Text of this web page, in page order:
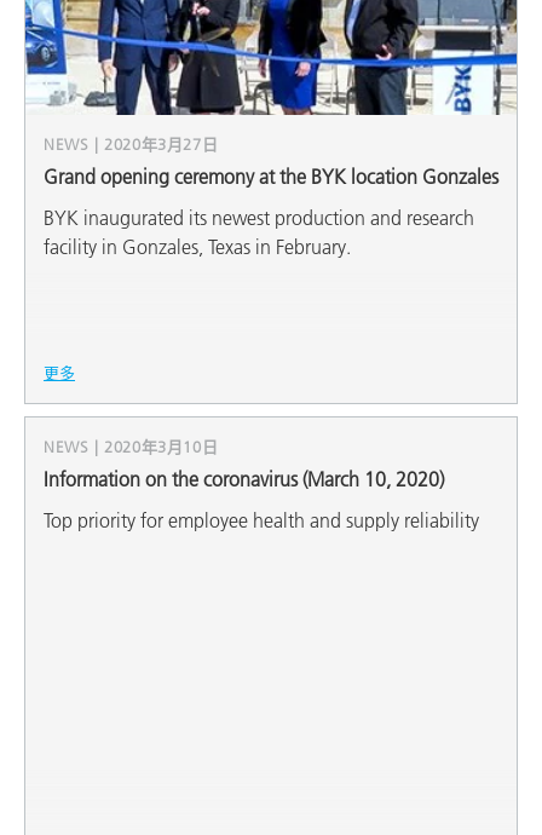
NEWS | 2020年3月27日
Grand opening ceremony at the BYK location Gonzales
BYK inaugurated its newest production and research
facility in Gonzales, Texas in February.
更多
NEWS | 2020年3月10日
Information on the coronavirus (March 10, 2020)
Top priority for employee health and supply reliability